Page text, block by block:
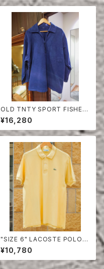
OLD TNTY SPORT FISHER
MAN SMOCK
¥16,280
"SIZE 6" LACOSTE POLO S
HIRT
¥10,780